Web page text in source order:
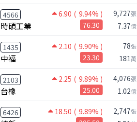
4566 6.90 ( 9.94% )
時碩工業 76.30
9,727張
7.37億
1435 2.10 ( 9.90% )
中福 23.30
78張
181萬
2103 2.25 ( 9.89% )
台橡 25.00
4,076張
1.02億
6426 18.50 ( 9.89% ) 2,747張